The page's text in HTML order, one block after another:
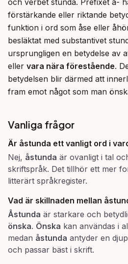
och verbet stunda. Prefixet å-
förstärkande eller riktande
funktion i ord som åse eller
besläktat med substantivet
ursprungligen en betydelse av
eller vara nära förestående.
betydelsen blir därmed att
fram emot något som man
Vanliga frågor
Är åstunda ett vanligt ord i
Nej, åstunda är ovanligt i tal
skriftspråk. Det tillhör ett mer
litterärt språkregister.
Vad är skillnaden mellan
Åstunda är starkare och
önska. Önska kan användas i
medan åstunda antyder en
och passar bäst i skrift.